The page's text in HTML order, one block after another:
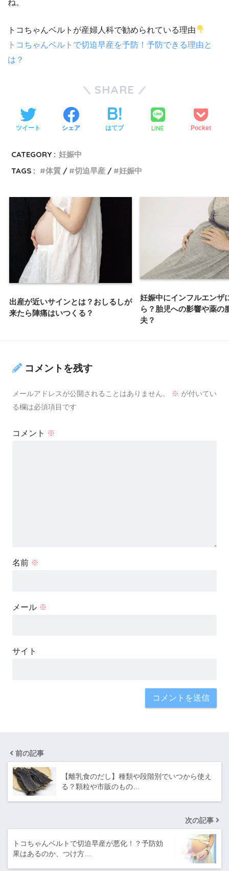
ね。
トコちゃんベルトが産婦人科で勧められている理由
トコちゃんベルトで切迫早産を予防！予防できる理由と
は？
SHARE
ツイート シェア はてブ LINE Pocket
CATEGORY : 妊娠中
TAGS :
体質 切迫早産 妊娠中
出産が近いサインとは？おしるしが
来たら陣痛はいつくる？
妊娠中にインフルエンザ
ら？胎児への影響や薬の
夫？
コメントを残す
メールアドレスが公開されることはありません。 ※ が付いてい
る欄は必須項目です
コメント ※
名前 ※
メール ※
サイト
前の記事
【離乳食のだし】種類や段階別でいつから使え
る？顆粒や市販のもの…
次の記事
トコちゃんベルトで切迫早産が悪化！？予防効
果はあるのか、つけ方…